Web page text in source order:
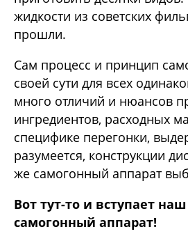
жидкости из советских
прошли.
Сам процесс и принцип
своей сути для всех
много отличий и нюансов
ингредиентов, расходных
специфике перегонки,
разумеется, конструкции
же самогонный аппарат
Вот тут-то и вступает
самогонный аппарат!